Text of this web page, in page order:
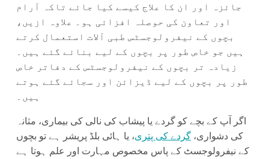
جائزہ اور ان کا علاج کیسے کیا جائے تاکہ آرام
اور تعاون کی حوصلہ افزائی ہو۔ علاوہ ازیں،
بچوں کے نیفرولوجسٹس طبی آلات استعمال کرتے
ہیں جو خاص طور پر بچوں کے لیے بنائے گئے ہیں۔
زیادہ تر بچوں کے نیفرولوجسٹس کے دفاتر خاص
طور پر بچوں کے لیے ڈیزائن اور سجائے گئے ہوتے
ہیں۔
اگر آپ کے بچے کو گردے یا پیشاب کی نالی کی بیماری، مثانہ
کی دشواری،گردے کی پتری، یا ہائی بلڈ پریشر ہے تو بچوں
کے نیفرولوجسٹ کے پاس مخصوص مہارت اور علم ہوتا ہے